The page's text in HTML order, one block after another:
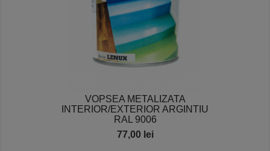
VOPSEA METALIZATA
INTERIOR/EXTERIOR ARGINTIU
RAL 9006
Pret
77,00 lei